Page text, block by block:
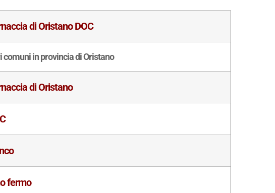
di Oristano DOC
comuni in provincia di Oristano
di Oristano
fermo